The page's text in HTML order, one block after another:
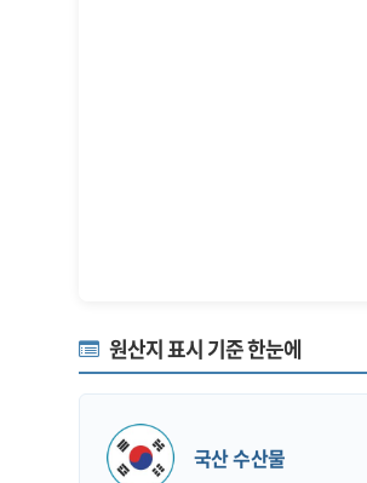
원산지 표시 기준 한눈에
국산 수산물